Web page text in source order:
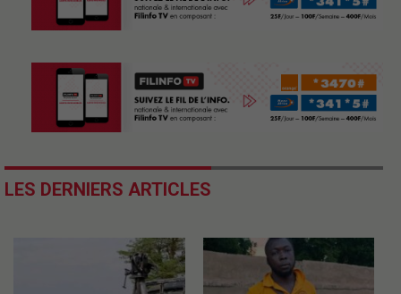
LES DERNIERS ARTICLES